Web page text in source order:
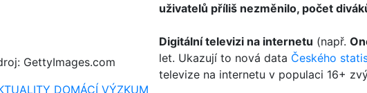
GettyImages.com
DOMÁCÍ VÝZKUM
uživatelů příliš nezměnilo, počet
Digitální televizi na internetu (např.
let. Ukazují to nová data Českého
televize na internetu v populaci 16+